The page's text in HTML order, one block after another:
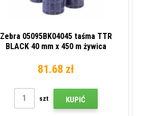
Zebra 05095BK04045 taśma TTR
BLACK 40 mm x 450 m żywica
81.68 zł
szt KUPIĆ